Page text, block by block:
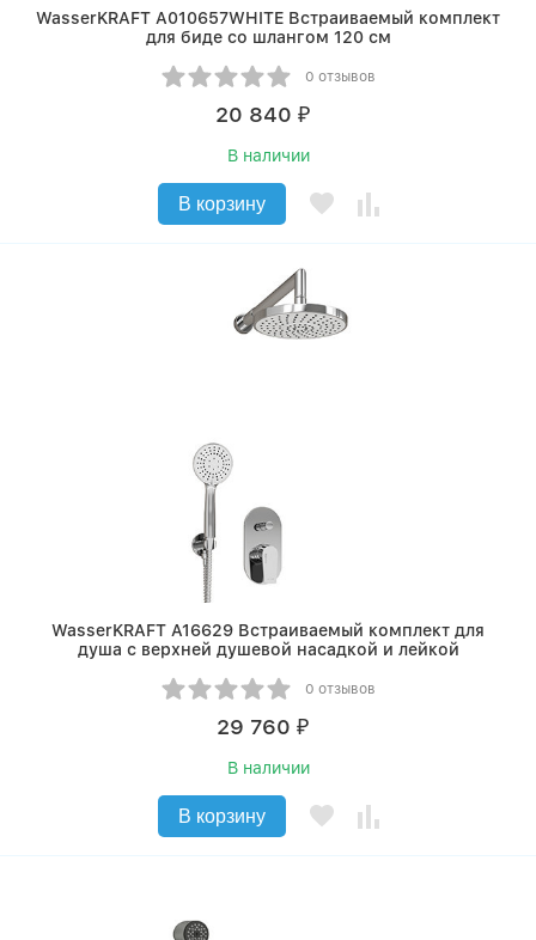
WasserKRAFT A010657WHITE Встраиваемый комплект
для биде со шлангом 120 см
0 отзывов
20 840 ₽
В наличии
В корзину
WasserKRAFT A16629 Встраиваемый комплект для
душа с верхней душевой насадкой и лейкой
0 отзывов
29 760 ₽
В наличии
В корзину